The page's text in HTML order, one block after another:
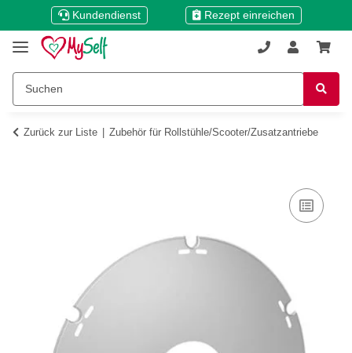
Kundendienst Rezept einreichen
Zurück zur Liste Zubehör für Rollstühle/Scooter/Zusatzantriebe